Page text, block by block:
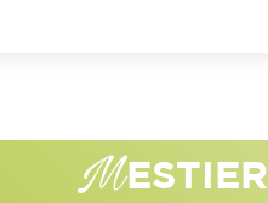
MESTIERI